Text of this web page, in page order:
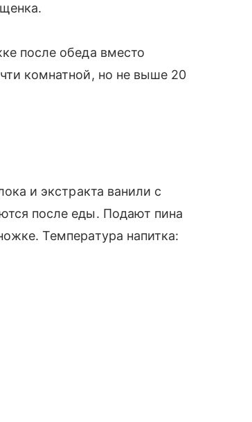
после обеда вместо
комнатной, но не выше 20
и экстракта ванили с
после еды. Подают пина
Температура напитка: